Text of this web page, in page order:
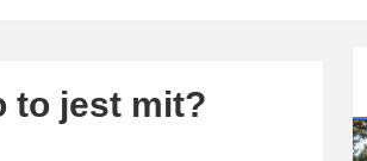
to jest mit?